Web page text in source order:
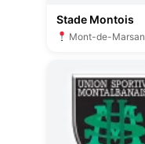
Stade Montois
Mont-de-Marsan